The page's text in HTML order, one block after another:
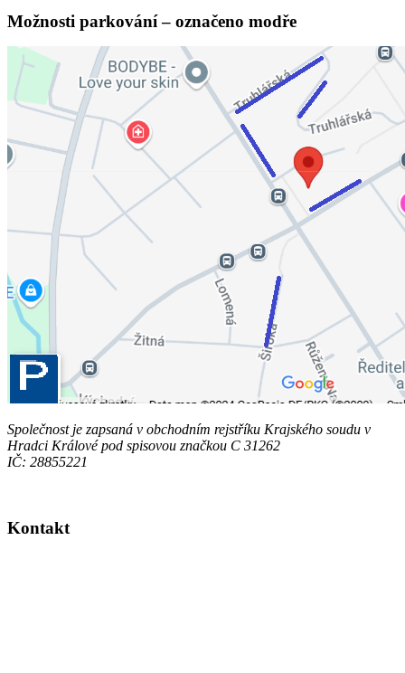
Možnosti parkování – označeno modře
Společnost je zapsaná v obchodním rejstříku Krajského soudu v
Hradci Králové pod spisovou značkou C 31262
IČ: 28855221
Kontakt